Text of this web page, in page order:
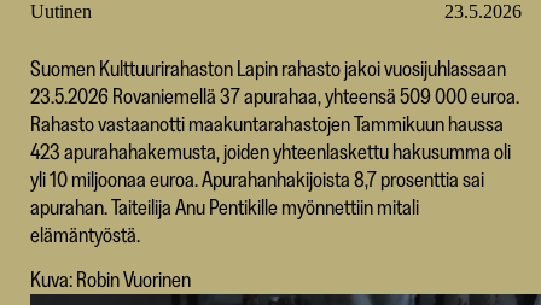
Uutinen 23.5.2026
Suomen Kulttuurirahaston Lapin rahasto jakoi vuosijuhlassaan
23.5.2026 Rovaniemellä 37 apurahaa, yhteensä 509 000 euroa.
Rahasto vastaanotti maakuntarahastojen Tammikuun haussa
423 apurahahakemusta, joiden yhteenlaskettu hakusumma oli
yli 10 miljoonaa euroa. Apurahanhakijoista 8,7 prosenttia sai
apurahan. Taiteilija Anu Pentikille myönnettiin mitali
elämäntyöstä.
Kuva: Robin Vuorinen